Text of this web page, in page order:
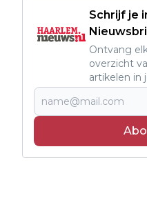
Schrijf je
Ontvang
overzicht
artikelen in